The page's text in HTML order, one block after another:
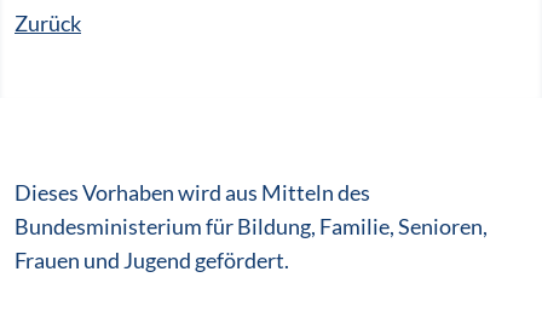
Zurück
Dieses Vorhaben wird aus Mitteln des
Bundesministerium für Bildung, Familie, Senioren,
Frauen und Jugend gefördert.